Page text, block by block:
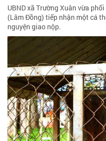
UBND xã Trường Xuân vừa
(Lâm Đồng) tiếp nhận một cá
nguyện giao nộp.